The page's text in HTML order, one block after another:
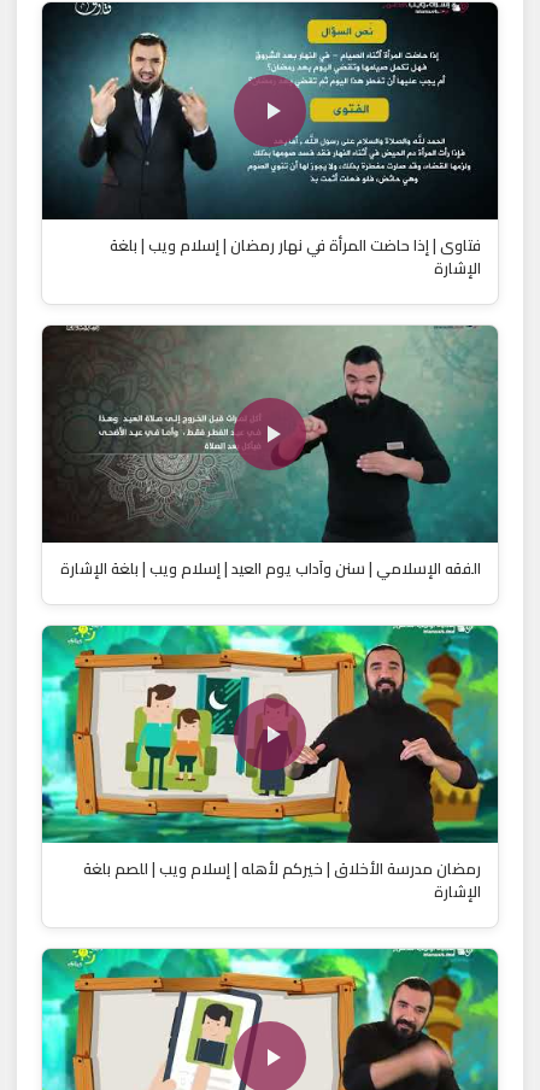
فتاوى | إذا حاضت المرأة في نهار رمضان | إسلام ويب | بلغة
الإشارة
الفقه الإسلامي | ‎سنن وآداب يوم العيد | إسلام ويب | بلغة الإشارة
رمضان مدرسة الأخلاق | خيركم لأهله | إسلام ويب | للصم بلغة
الإشارة